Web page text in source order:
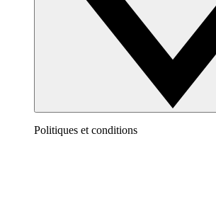
Politiques et conditions